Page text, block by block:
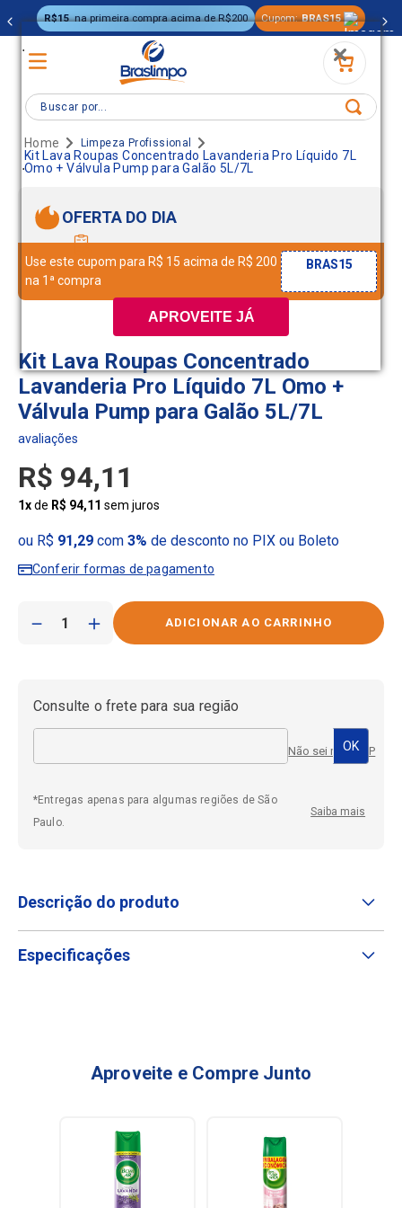
.
.
APROVEITE JÁ
R$15 na primeira compra acima de R$200 Cupom: BRAS15
Buscar por...
Limpeza Profissional
Kit Lava Roupas Concentrado Lavanderia Pro Líquido 7L
Omo + Válvula Pump para Galão 5L/7L
OFERTA DO DIA
Use este cupom para R$ 15 acima de R$ 200
na 1ª compra
BRAS15
Kit Lava Roupas Concentrado
Lavanderia Pro Líquido 7L Omo +
Válvula Pump para Galão 5L/7L
R$ 94,11
1xde R$ 94,11 sem juros
ou R$ 91,29com 3% de desconto no PIX ou Boleto
Conferir formas de pagamento
＋
－
Consulte o frete para sua região
Não sei meu CEP
*Entregas apenas para algumas regiões de São
Paulo.
Saiba mais
Descrição do produto
Especificações
Aproveite e Compre Junto